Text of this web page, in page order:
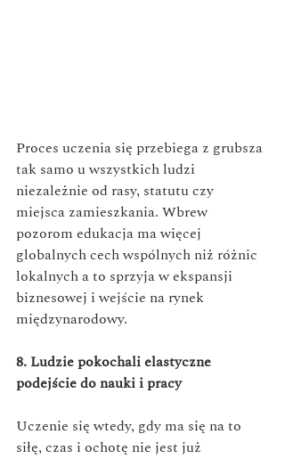
Proces uczenia się przebiega z grubsza
tak samo u wszystkich ludzi
niezależnie od rasy, statutu czy
miejsca zamieszkania. Wbrew
pozorom edukacja ma więcej
globalnych cech wspólnych niż różnic
lokalnych a to sprzyja w ekspansji
biznesowej i wejście na rynek
międzynarodowy.
8. Ludzie pokochali elastyczne
podejście do nauki i pracy
Uczenie się wtedy, gdy ma się na to
siłę, czas i ochotę nie jest już